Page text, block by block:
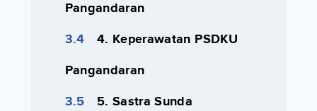
Pangandaran
4. Keperawatan PSDKU
Pangandaran
5. Sastra Sunda